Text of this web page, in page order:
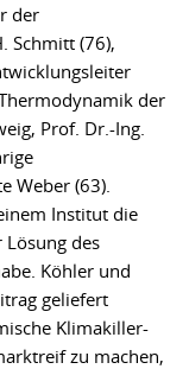
der
Schmitt (76),
der
Prof. Dr.-Ing.
Weber (63).
Institut die
des
Köhler und
geliefert
Klimakiller-
zu machen,